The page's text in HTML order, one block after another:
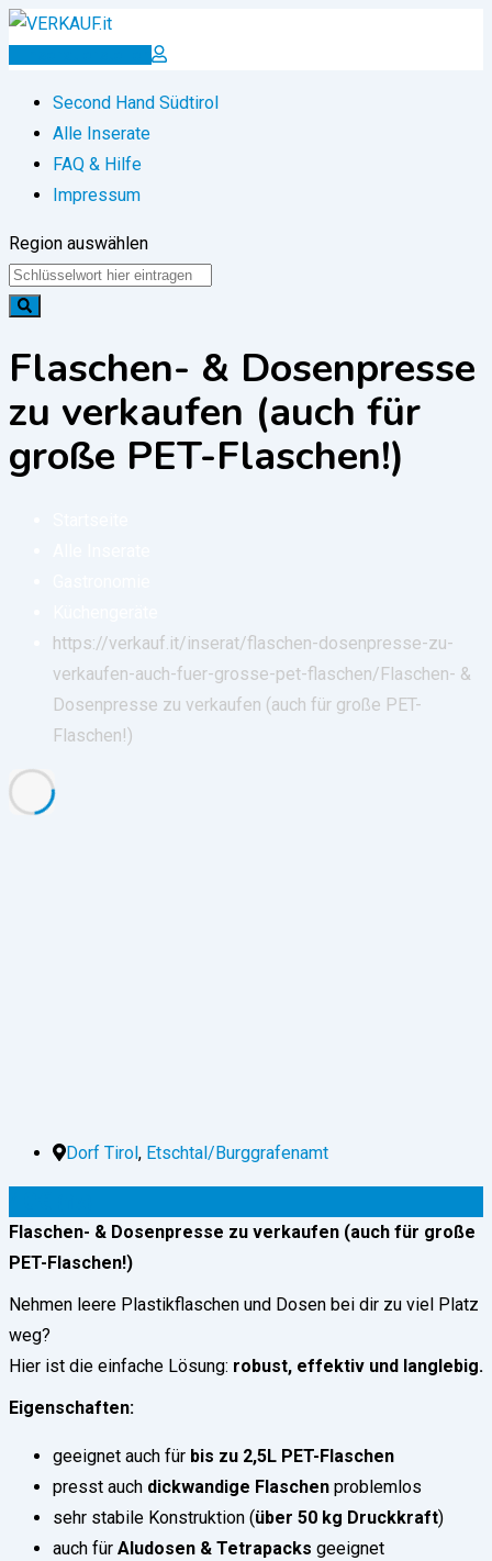
Zum
Inserat erstellen
Second Hand Südtirol
Alle Inserate
FAQ & Hilfe
Impressum
Region auswählen
Flaschen- & Dosenpresse
zu verkaufen (auch für
große PET-Flaschen!)
https://verkauf.it/inserat/flaschen-dosenpresse-zu-
verkaufen-auch-fuer-grosse-pet-flaschen/ Flaschen- &
Dosenpresse zu verkaufen (auch für große PET-
Flaschen!)
Dorf Tirol , Etschtal/Burggrafenamt
Flaschen- & Dosenpresse zu verkaufen (auch für große
PET-Flaschen!)
Nehmen leere Plastikflaschen und Dosen bei dir zu viel Platz
weg?
Hier ist die einfache Lösung: robust, effektiv und langlebig.
Eigenschaften:
geeignet auch für bis zu 2,5L PET-Flaschen
presst auch dickwandige Flaschen problemlos
sehr stabile Konstruktion (über 50 kg Druckkraft)
auch für Aludosen & Tetrapacks geeignet